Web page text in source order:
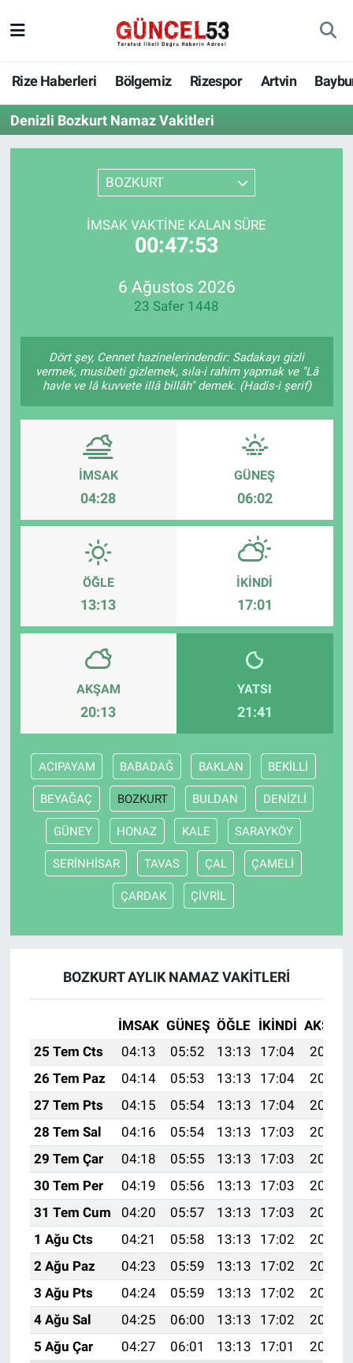
Rize Haberleri Bölgemiz Rizespor Artvin
Denizli Bozkurt Namaz Vakitleri
BOZKURT
İMSAK VAKTINE KALAN SÜRE
00:47:53
6 Ağustos 2026
23 Safer 1448
Dört şey, Cennet hazinelerindendir: Sadakayı gizli
vermek, musibeti gizlemek, sıla-i rahim yapmak ve "Lâ
havle ve lâ kuvvete illâ billâh" demek. (Hadis-i şerif)
İMSAK
04:28
GÜNEŞ
06:02
ÖĞLE
13:13
İKINDI
17:01
AKŞAM
20:13
YATSI
21:41
ACIPAYAM BABADAĞ BAKLAN BEKİLLİ
BEYAĞAÇ BOZKURT BULDAN DENİZLİ
GÜNEY HONAZ KALE SARAYKÖY
SERİNHİSAR TAVAS ÇAL ÇAMELİ
ÇARDAK ÇİVRİL
BOZKURT AYLIK NAMAZ VAKITLERI
İMSAK GÜNEŞ ÖĞLE İKINDI AKŞAM
25 Tem Cts
04:13 05:52 13:13 17:04
20:24
26 Tem Paz
04:14 05:53 13:13 17:04
20:24
27 Tem Pts
04:15 05:54 13:13 17:04
20:23
28 Tem Sal
04:16 05:54 13:13 17:03
20:22
29 Tem Çar
04:18 05:55 13:13 17:03
20:21
30 Tem Per
04:19 05:56 13:13 17:03
20:20
31 Tem Cum
04:20 05:57 13:13 17:03
20:19
1 Ağu Cts
04:21 05:58 13:13 17:02
20:18
2 Ağu Paz
04:23 05:59 13:13 17:02
20:17
3 Ağu Pts
04:24 05:59 13:13 17:02
20:16
4 Ağu Sal
04:25 06:00 13:13 17:02
20:15
5 Ağu Çar
04:27 06:01 13:13 17:01
20:14